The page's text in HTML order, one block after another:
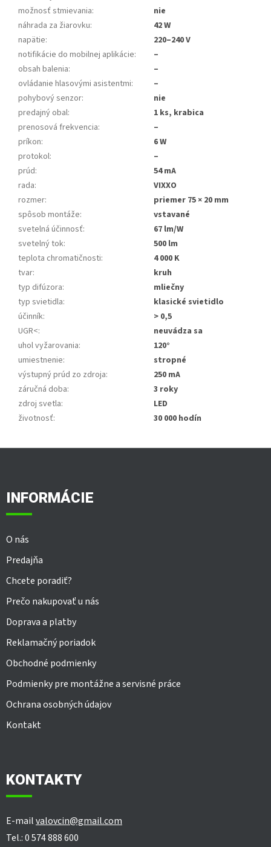
možnosť stmievania:
nie
náhrada za žiarovku:
42 W
napätie:
220–240 V
notifikácie do mobilnej aplikácie:
–
obsah balenia:
–
ovládanie hlasovými asistentmi:
–
pohybový senzor:
nie
predajný obal:
1 ks, krabica
prenosová frekvencia:
–
príkon:
6 W
protokol:
–
prúd:
54 mA
rada:
VIXXO
rozmer:
priemer 75 × 20 mm
spôsob montáže:
vstavané
svetelná účinnosť:
67 lm/W
svetelný tok:
500 lm
teplota chromatičnosti:
4 000 K
tvar:
kruh
typ difúzora:
mliečny
typ svietidla:
klasické svietidlo
účinník:
> 0,5
UGR<:
neuvádza sa
uhol vyžarovania:
120°
umiestnenie:
stropné
výstupný prúd zo zdroja:
250 mA
záručná doba:
3 roky
zdroj svetla:
LED
životnosť: 30 000 hodín
INFORMÁCIE
O nás
Predajňa
Chcete poradiť?
Prečo nakupovať u nás
Doprava a platby
Reklamačný poriadok
Obchodné podmienky
Podmienky pre montážne a servisné práce
Ochrana osobných údajov
Kontakt
KONTAKTY
E-mailvalovcin@gmail.com
Tel.: 0 574 888 600